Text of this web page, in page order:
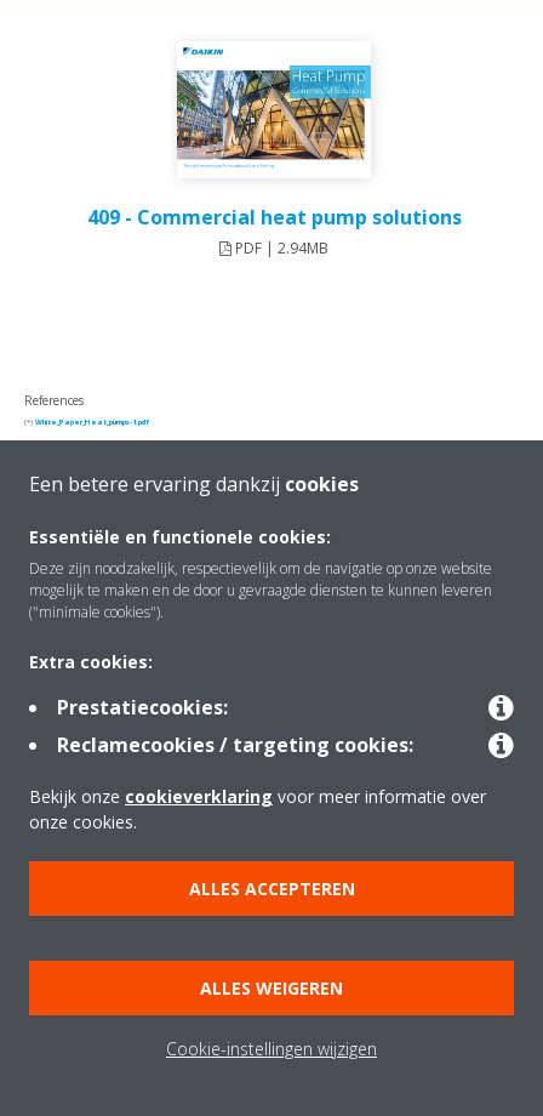
409 - Commercial heat pump solutions
PDF | 2.94MB
References
(*) White_Paper_Heat_pumps-1.pdf
Over Daikin
Oplossingen
Contact
Copyright © Daikin
Beleid inzake gegevensbescherming
Bedrijfsethiek
Een betere ervaring dankzij cookies
Essentiële en functionele cookies:
Deze zijn noodzakelijk, respectievelijk om de navigatie op onze website
mogelijk te maken en de door u gevraagde diensten te kunnen leveren
("minimale cookies").
Extra cookies:
Prestatiecookies:
Reclamecookies / targeting cookies:
Bekijk onze cookieverklaring voor meer informatie over
onze cookies.
ALLES ACCEPTEREN
ALLES WEIGEREN
Cookie-instellingen wijzigen